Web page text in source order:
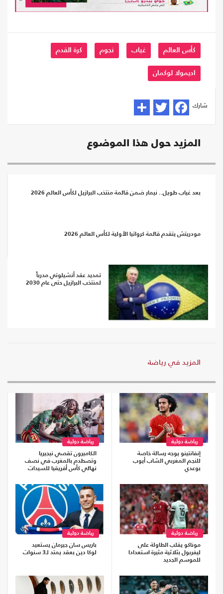
كأس العالم غياب نجوم كرة القدم
اديمولا لوكمان
شارك
المزيد حول هذا الموضوع
بعد غياب طويل.. نيمار ضمن قائمة منتخب البرازيل لكأس العالم 2026
مودريتش يتقدم قائمة كرواتيا الأولية لكأس العالم 2026
تمديد عقد أنشيلوتي مدرباً
لمنتخب البرازيل حتى عام 2030
المزيد في رياضة
رياضة دولية
إنفانتينو يوجه رسالة خاصة
للنجم المغربي الشاب أيوب
بوعدي
رياضة دولية
الكاميرون تقصي نيجيريا
وتصطدم بالمغرب في نصف
نهائي كأس أفريقيا للسيدات
رياضة دولية
موناكو يقلب الطاولة على
ليفربول بثلاثية مثيرة استعدادا
للموسم الجديد
رياضة دولية
باريس سان جيرمان يستعيد
لوكا دين بعقد يمتد لـ3 سنوات